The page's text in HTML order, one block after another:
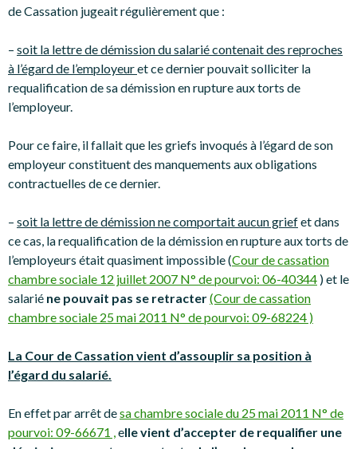
de Cassation jugeait régulièrement que :
– soit la lettre de démission du salarié contenait des reproches
à l’égard de l’employeuret ce dernier pouvait solliciter la
requalification de sa démission en rupture aux torts de
l’employeur.
Pour ce faire, il fallait que les griefs invoqués à l’égard de son
employeur constituent des manquements aux obligations
contractuelles de ce dernier.
– soit la lettre de démission ne comportait aucun griefet dans
ce cas, la requalification de la démission en rupture aux torts de
l’employeurs était quasiment impossible (Cour de cassation
chambre sociale 12 juillet 2007 N° de pourvoi: 06-40344 ) et le
salarié ne pouvait pas se retracter(Cour de cassation
chambre sociale 25 mai 2011 N° de pourvoi: 09-68224 )
La Cour de Cassation vient d’assouplir sa position à
l’égard du salarié.
En effet par arrêt desa chambre sociale du 25 mai 2011 N° de
pourvoi: 09-66671 ,elle vient d’accepter de requalifier une